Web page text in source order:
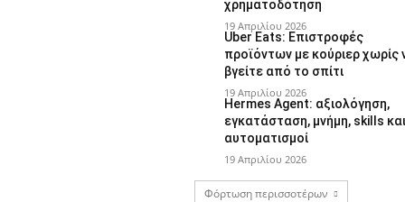
χρηματοδότηση
19 Απριλίου 2026
Uber Eats: Επιστροφές
προϊόντων με κούριερ χωρίς
βγείτε από το σπίτι
19 Απριλίου 2026
Hermes Agent: αξιολόγηση,
εγκατάσταση, μνήμη, skills
αυτοματισμοί
19 Απριλίου 2026
Φόρτωση περισσοτέρων